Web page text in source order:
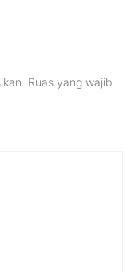
Ruas yang wajib